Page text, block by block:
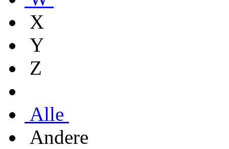
X
Y
Z
Alle
Andere